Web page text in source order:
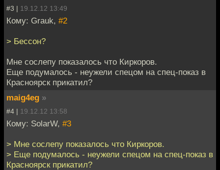
#3 | 19.12.12 13:49
Кому: Grauk, #2
> Бессон?
Мне сослепу показалось что Киркоров.
Еще подумалось - неужели спецом на спец-показ в
Красноярск прикатил?
maig4eg »
#4 | 19.12.12 13:58
Кому: SolarW, #3
> Мне сослепу показалось что Киркоров.
> Еще подумалось - неужели спецом на спец-показ в
Красноярск прикатил?